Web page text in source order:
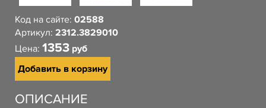
Код на сайте: 02588
Артикул: 2312.3829010
Цена: 1353 руб
Добавить в корзину
ОПИСАНИЕ